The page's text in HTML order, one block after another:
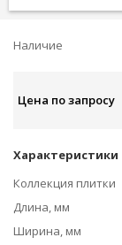
Наличие
Цена по запросу
Характеристики
Коллекция плитки
Длина, мм
Ширина, мм